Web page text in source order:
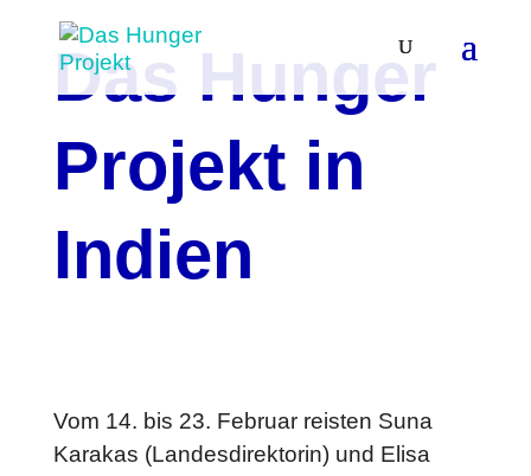
Das Hunger
Projekt in
Indien
Vom 14. bis 23. Februar reisten Suna
Karakas (Landesdirektorin) und Elisa